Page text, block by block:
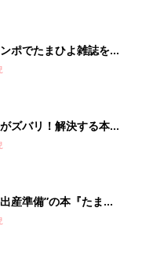
「たまひよ きほんの離